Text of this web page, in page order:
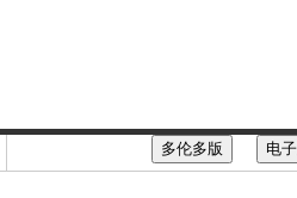
电
多伦多版